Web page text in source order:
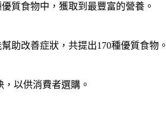
質食物中，獲取到最豐富的營養。
助改善症狀，共提出170種優質食物。
以供消費者選購。